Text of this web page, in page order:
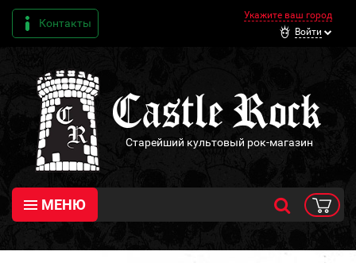
Контакты
Укажите ваш город
Войти
Старейший культовый рок-магазин
МЕНЮ